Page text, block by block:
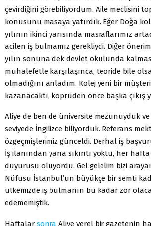
çevirdiğini görebiliyordum. Aile meclisini
konusunu masaya yatırdık. Eğer Doğa
yılının ikinci yarısında masraflarımız
acilen iş bulmamız gerekliydi. Diğer
yılın sonuna dek devlet okulunda
muhalefetle karşılaşınca, teoride bile
olmadığını anladım. Kolej yeni bir
kazanacaktı, köprüden önce başka çıkış
Aliye de ben de üniversite mezunuyduk
seviyede İngilizce biliyorduk. Referans
özgeçmişlerimiz günceldi. Derhal iş
İş ilanından yana sıkıntı yoktu, her
duyurusu oluyordu. Gel gelelim bizi
Nüfusu İstanbul’un büyükçe bir semti
ülkemizde iş bulmanın bu kadar zor
edememiştik.
Haftalar sonra Aliye yerel bir gazetenin